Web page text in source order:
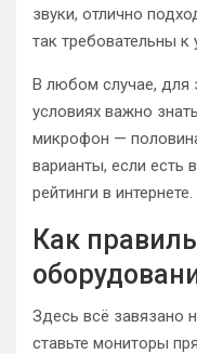
звуки, отлично
так требовательны к
В любом случае, для
условиях важно
микрофон —
варианты, если есть
рейтинги в интернете.
Как
Здесь всё завязано
ставьте мониторы